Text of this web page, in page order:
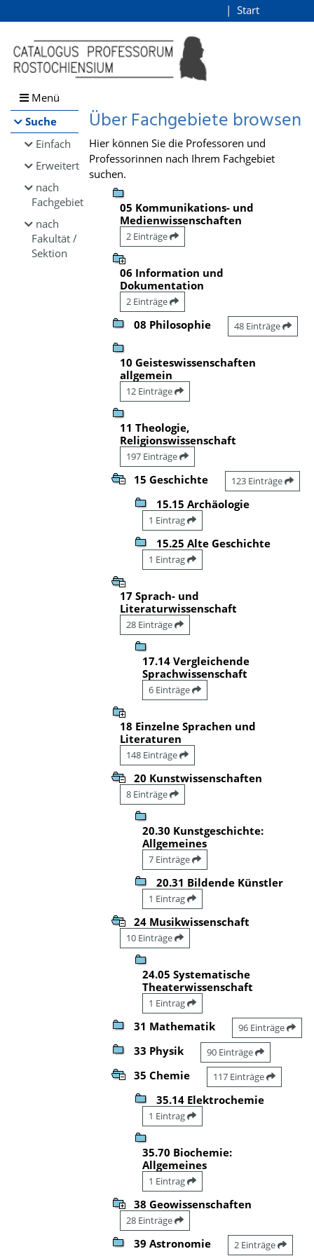
Browsen
direkt zum Inhalt
Start
Menü
Suche
Einfach
Erweitert
nach
Fachgebiet
nach
Fakultät /
Sektion
Über Fachgebiete browsen
Hier können Sie die Professoren und
Professorinnen nach Ihrem Fachgebiet
suchen.
05 Kommunikations- und
Medienwissenschaften
2 Einträge
06 Information und
Dokumentation
2 Einträge
08 Philosophie 48 Einträge
10 Geisteswissenschaften
allgemein
12 Einträge
11 Theologie,
Religionswissenschaft
197 Einträge
15 Geschichte 123 Einträge
15.15 Archäologie
1 Eintrag
15.25 Alte Geschichte
1 Eintrag
17 Sprach- und
Literaturwissenschaft
28 Einträge
17.14 Vergleichende
Sprachwissenschaft
6 Einträge
18 Einzelne Sprachen und
Literaturen
148 Einträge
20 Kunstwissenschaften
8 Einträge
20.30 Kunstgeschichte:
Allgemeines
7 Einträge
20.31 Bildende Künstler
1 Eintrag
24 Musikwissenschaft
10 Einträge
24.05 Systematische
Theaterwissenschaft
1 Eintrag
31 Mathematik 96 Einträge
33 Physik 90 Einträge
35 Chemie 117 Einträge
35.14 Elektrochemie
1 Eintrag
35.70 Biochemie:
Allgemeines
1 Eintrag
38 Geowissenschaften
28 Einträge
39 Astronomie 2 Einträge